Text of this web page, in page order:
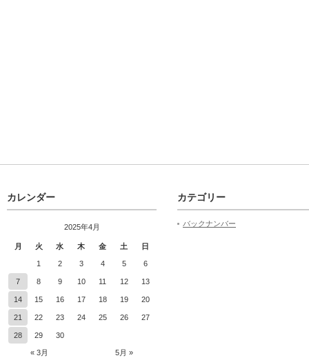
カレンダー
2025年4月
月 火 水 木 金 土 日
« 3月 5月 »
1 2 3 4 5 6
7 8 9 10 11 12 13
14 15 16 17 18 19 20
21 22 23 24 25 26 27
28 29 30
カテゴリー
バックナンバー